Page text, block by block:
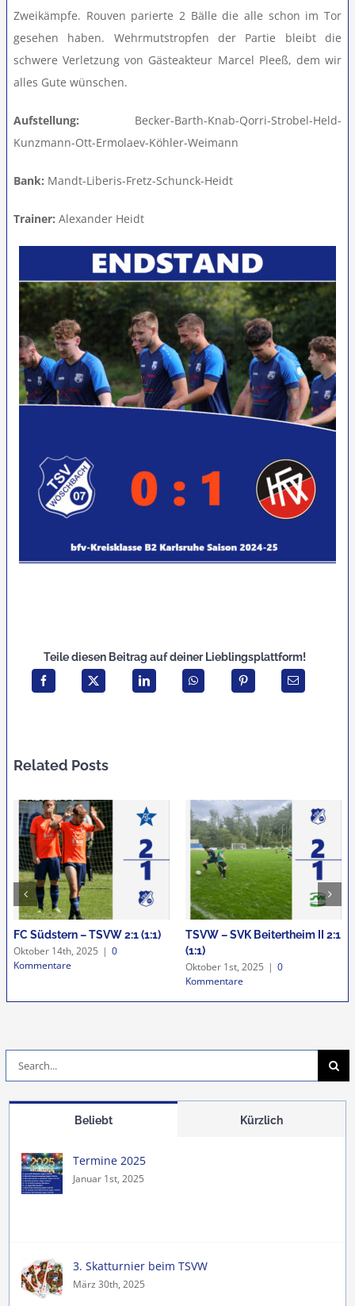
Suche
nach:
Beliebt Kürzlich
Termine 2025
Januar 1st, 2025
3. Skatturnier beim TSVW
März 30th, 2025
Zweikämpfe. Rouven parierte 2 Bälle die alle schon im Tor
gesehen haben. Wehrmutstropfen der Partie bleibt die
schwere Verletzung von Gästeakteur Marcel Pleeß, dem wir
alles Gute wünschen.
Aufstellung: Becker-Barth-Knab-Qorri-Strobel-Held-
Kunzmann-Ott-Ermolaev-Köhler-Weimann
Bank: Mandt-Liberis-Fretz-Schunck-Heidt
Trainer: Alexander Heidt
Teile diesen Beitrag auf deiner Lieblingsplattform!
Related Posts
II 2:1
VfB Grötzingen II – TSVW 0:5
(0:2)
0
SV
Oktober 27th, 2025